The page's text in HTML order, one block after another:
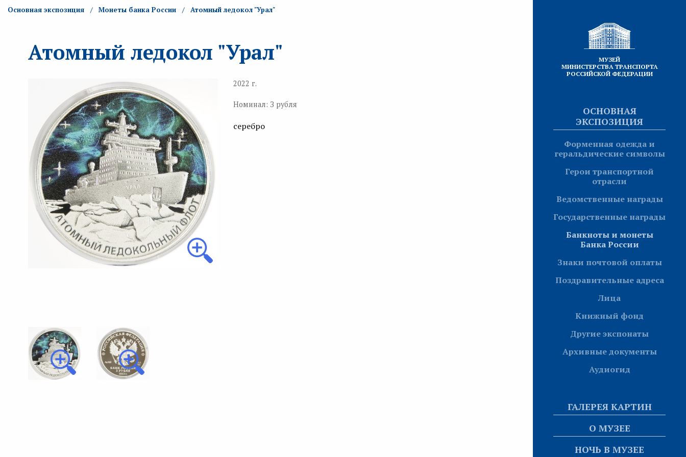
МУЗЕЙ
МИНИСТЕРСТВА ТРАНСПОРТА
РОССИЙСКОЙ ФЕДЕРАЦИИ
ОСНОВНАЯ
ЭКСПОЗИЦИЯ
Форменная одежда и
геральдические символы
Герои транспортной
отрасли
Ведомственные награды
Государственные награды
Банкноты и монеты
Банка России
Знаки почтовой оплаты
Поздравительные адреса
Лица
Книжный фонд
Другие экспонаты
Архивные документы
Аудиогид
ГАЛЕРЕЯ КАРТИН
О МУЗЕЕ
НОЧЬ В МУЗЕЕ
Основная экспозиция Монеты банка России Атомный ледокол "Урал"
Атомный ледокол "Урал"
2022 г.
Номинал: З рубля
серебро